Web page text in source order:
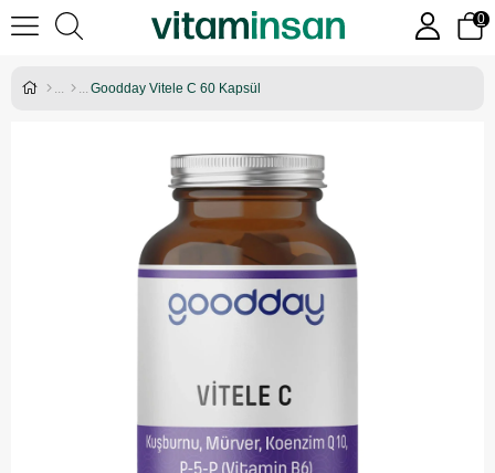
0
Goodday Vitele C 60 Kapsül